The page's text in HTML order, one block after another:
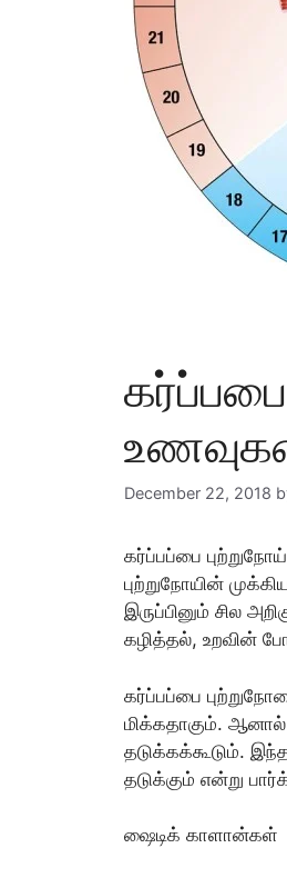
December 22, 2018
கர்ப்பப்பை
புற்றுநோயின்
இருப்பினும் சில
கழித்தல், உறவின்
கர்ப்பப்பை
மிக்கதாகும்.
தடுக்கக்கூடும்.
தடுக்கும் என்று
ஷைடிக் காளான்கள்